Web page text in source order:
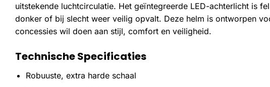
uitstekende luchtcirculatie. Het geïntegreerde LED-achterlicht is
donker of bij slecht weer veilig opvalt. Deze helm is ontworpen
concessies wil doen aan stijl, comfort en veiligheid.
Technische Specificaties
Robuuste, extra harde schaal